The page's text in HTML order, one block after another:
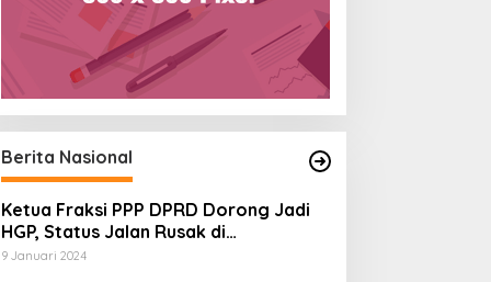
Berita Nasional
Ketua Fraksi PPP DPRD Dorong Jadi
HGP, Status Jalan Rusak di
Tegalbuleud Sukabumi yang Viral
9 Januari 2024